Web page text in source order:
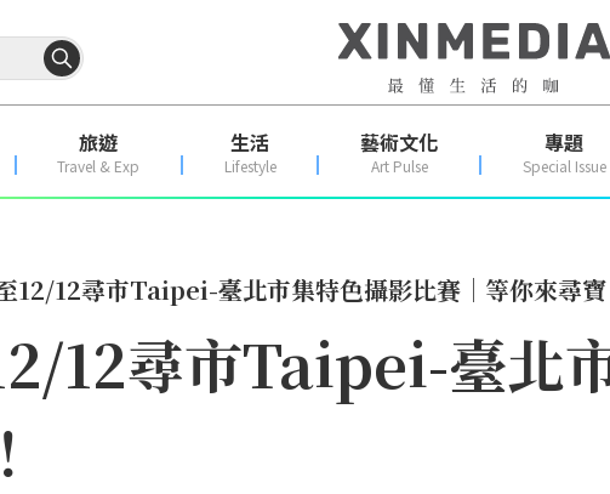
旅遊
Travel & Exp
生活
Lifestyle
藝術文化
Art Pulse
專題
Special Issue
12/12尋市Taipei-臺北市集特色攝影比賽｜等你來尋寶
12尋市Taipei-臺北